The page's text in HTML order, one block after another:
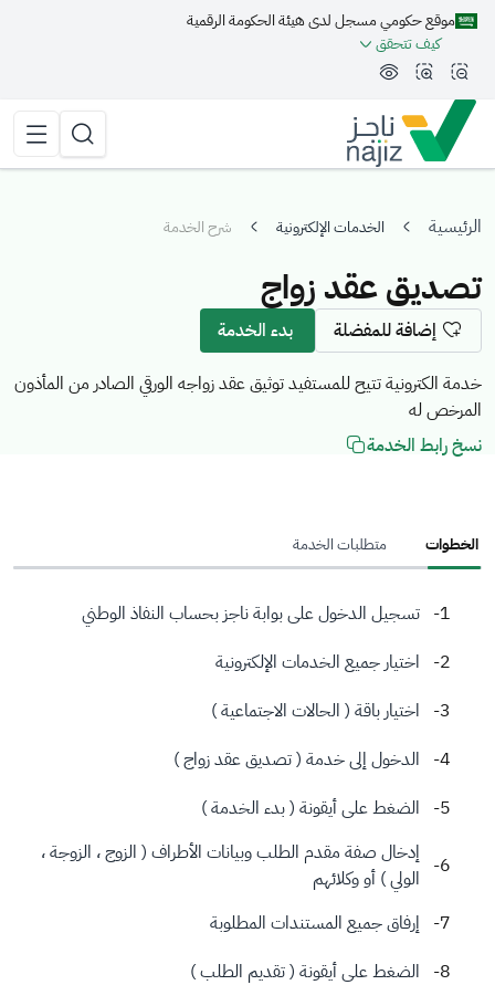
موقع حكومي مسجل لدى هيئة الحكومة الرقمية
كيف تتحقق
تقليل الرؤية وحجم الخطزيادة الرؤية وحجم الخطتبديل المظهر
البحث
الجانبية
الرئيسية الخدمات الإلكترونية شرح الخدمة
تصديق عقد زواج
خدمة الكترونية تتيح للمستفيد توثيق عقد زواجه الورقي الصادر من المأذون
المرخص له
نسخ رابط الخدمة
تسجيل الدخول على بوابة ناجز بحساب النفاذ الوطني
اختيار جميع الخدمات الإلكترونية
اختيار باقة ( الحالات الاجتماعية )
الدخول إلى خدمة ( تصديق عقد زواج )
الضغط على أيقونة ( بدء الخدمة )
إدخال صفة مقدم الطلب وبيانات الأطراف ( الزوج ، الزوجة ،
الولي ) أو وكلائهم
إرفاق جميع المستندات المطلوبة
الضغط على أيقونة ( تقديم الطلب )